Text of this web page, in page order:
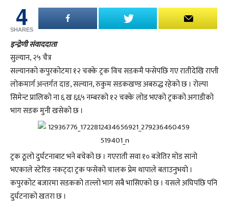
4
SHARES
इन्द्रेणी संवाददाता
सुल्यान, २५ चैत्र
सल्यानको कपुरकोटमा १२ चक्के ट्रक विच सडकमै फसेपछि गए रातीदेखि राप्ती
लोकमार्ग अन्तर्गत दाङ, सल्यान, रुकुम सडकखण्ड अबरुद्ध रहेको छ । रोल्पा
सिमेन्ट प्रालिको ना ६ ख ६६५ नम्बरको १२ चक्के लोड भएको ट्रकको अगाडीको
भाग सडक मुनी खसेको छ ।
ट्रक ठूलो दुर्घटनाबाट भने बचेको छ । गएराती सवा १० बजेतिर मोड सानो
भएकाले स्टेरिङ नकट्दा ट्रक फसेको चालक प्रेम थापाले बताउनुभयो ।
कपुरकोट बजारमा सडकको तल्लो भाग सबै भासिएको छ । यसले अघिपछि पनि
दुर्घटनाको खतरा छ ।